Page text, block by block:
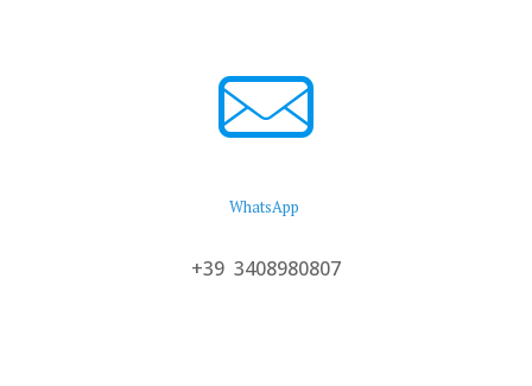
WhatsApp
+39 3408980807